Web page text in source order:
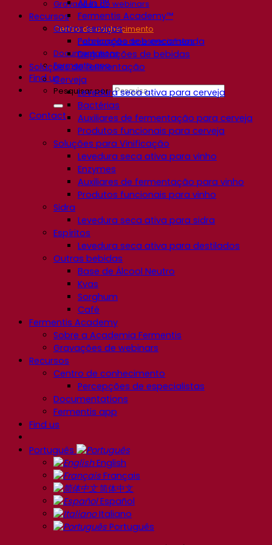
Gravações de webinars
Recursos
Centro de conhecimento
Percepções de especialistas
Documentations
Fermentis app
Find us
Pesquisar por:
Contact
All In 1™
Fermentis Academy™
Outros serviços
Fabricação sob encomenda
Degustações de bebidas
Soluções de fermentação
Cerveja
Levedura seca ativa para cerveja
Bactérias
Auxiliares de fermentação para cerveja
Produtos funcionais para cerveja
Soluções para Vinificação
Levedura seca ativa para vinho
Enzymes
Auxiliares de fermentação para vinho
Produtos funcionais para vinho
Sidra
Levedura seca ativa para sidra
Espíritos
Levedura seca ativa para destilados
Outras bebidas
Base de Álcool Neutro
Kvas
Sorghum
Café
Fermentis Academy
Sobre a Academia Fermentis
Gravações de webinars
Recursos
Centro de conhecimento
Percepções de especialistas
Documentations
Fermentis app
Find us
Português
English
Français
简体中文
Español
Italiano
Português